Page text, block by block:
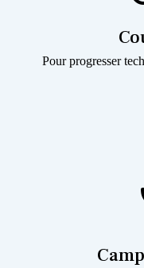
Pour progresser